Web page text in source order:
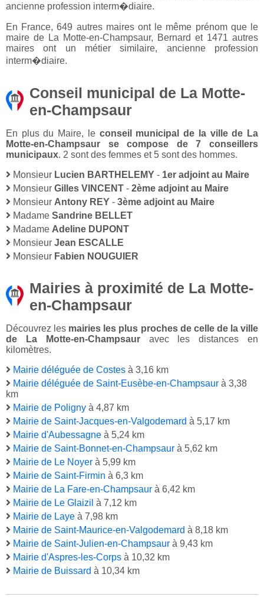
ancienne profession interm�diaire.
En France, 649 autres maires ont le même prénom que le
maire de La Motte-en-Champsaur, Bernard et 1471 autres
maires ont un métier similaire, ancienne profession
interm�diaire.
Conseil municipal de La Motte-
en-Champsaur
En plus du Maire, le conseil municipal de la ville de La
Motte-en-Champsaur se compose de 7 conseillers
municipaux. 2 sont des femmes et 5 sont des hommes.
Monsieur Lucien BARTHELEMY - 1er adjoint au Maire
Monsieur Gilles VINCENT - 2ème adjoint au Maire
Monsieur Antony REY - 3ème adjoint au Maire
Madame Sandrine BELLET
Madame Adeline DUPONT
Monsieur Jean ESCALLE
Monsieur Fabien NOUGUIER
Mairies à proximité de La Motte-
en-Champsaur
Découvrez les mairies les plus proches de celle de la ville
de La Motte-en-Champsauravec les distances en
kilomètres.
Mairie déléguée de Costes à 3,16 km
Mairie déléguée de Saint-Eusèbe-en-Champsaur à 3,38
km
Mairie de Poligny à 4,87 km
Mairie de Saint-Jacques-en-Valgodemard à 5,17 km
Mairie d'Aubessagne à 5,24 km
Mairie de Saint-Bonnet-en-Champsaur à 5,62 km
Mairie de Le Noyer à 5,99 km
Mairie de Saint-Firmin à 6,3 km
Mairie de La Fare-en-Champsaur à 6,42 km
Mairie de Le Glaizil à 7,12 km
Mairie de Laye à 7,98 km
Mairie de Saint-Maurice-en-Valgodemard à 8,18 km
Mairie de Saint-Julien-en-Champsaur à 9,43 km
Mairie d'Aspres-les-Corps à 10,32 km
Mairie de Buissard à 10,34 km